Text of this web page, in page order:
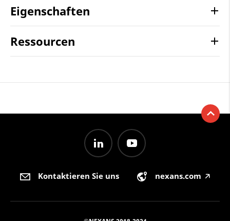
Eigenschaften
Ressourcen
Kontaktieren Sie uns nexans.com 🡥